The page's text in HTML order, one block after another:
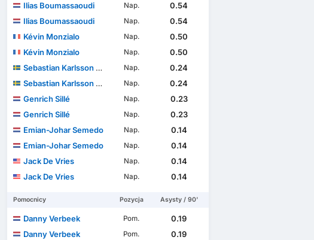
Ilias Boumassaoudi
Nap.
0.54
Ilias Boumassaoudi
Nap.
0.54
Kévin Monzialo
Nap.
0.50
Kévin Monzialo
Nap.
0.50
Sebastian Karlsson Grach
Nap.
0.24
Sebastian Karlsson Grach
Nap.
0.24
Genrich Sillé
Nap.
0.23
Genrich Sillé
Nap.
0.23
Emian-Johar Semedo
Nap.
0.14
Emian-Johar Semedo
Nap.
0.14
Jack De Vries
Nap.
0.14
Jack De Vries
Nap. 0.14
Pomocnicy Pozycja Asysty / 90'
Danny Verbeek Pom.
0.19
Danny Verbeek
Pom.
0.19